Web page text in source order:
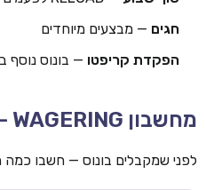
חגים — מבצעים מיוחדים
הפקדת קריפטו — בונוס נוסף
מחשבון WAGERING — דוגמאות
לפני שמקבלים בונוס — חשבו